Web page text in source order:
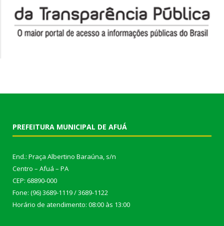
PREFEITURA MUNICIPAL DE AFUÁ
End.: Praça Albertino Baraúna, s/n
Centro – Afuá – PA
CEP: 68890-000
Fone: (96) 3689-1119 / 3689-1122
Horário de atendimento: 08:00 às 13:00